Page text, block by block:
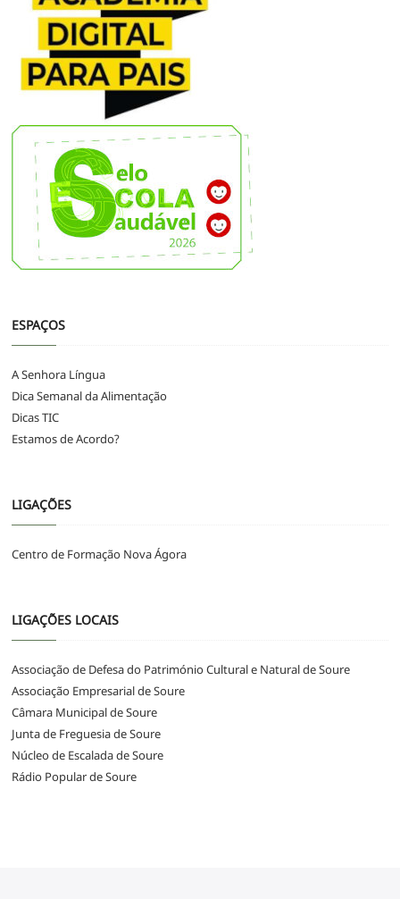
ESPAÇOS
A Senhora Língua
Dica Semanal da Alimentação
Dicas TIC
Estamos de Acordo?
LIGAÇÕES
Centro de Formação Nova Ágora
LIGAÇÕES LOCAIS
Associação de Defesa do Património Cultural e Natural de Soure
Associação Empresarial de Soure
Câmara Municipal de Soure
Junta de Freguesia de Soure
Núcleo de Escalada de Soure
Rádio Popular de Soure